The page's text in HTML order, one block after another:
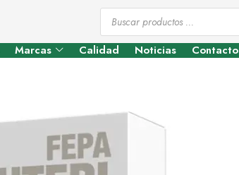
Marcas Calidad Noticias Contacto